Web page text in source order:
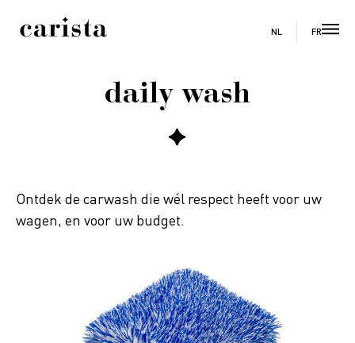
NL FR
daily wash
Ontdek de carwash die wél respect heeft voor uw
wagen, en voor uw budget.